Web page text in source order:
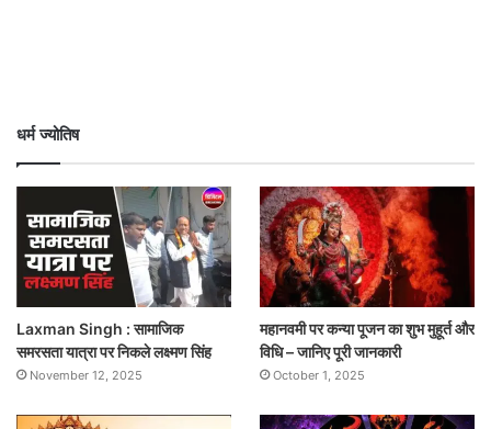
धर्म ज्योतिष
Laxman Singh : सामाजिक
समरसता यात्रा पर निकले लक्ष्मण सिंह
November 12, 2025
महानवमी पर कन्या पूजन का शुभ मुहूर्त और
विधि – जानिए पूरी जानकारी
October 1, 2025